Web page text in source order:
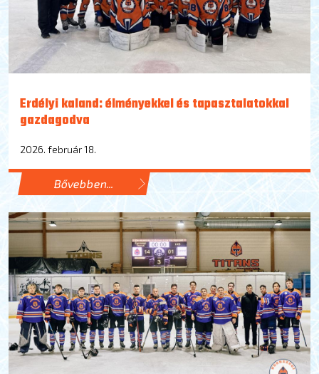
Erdélyi kaland: élményekkel és tapasztalatokkal
gazdagodva
2026. február 18.
Bővebben...